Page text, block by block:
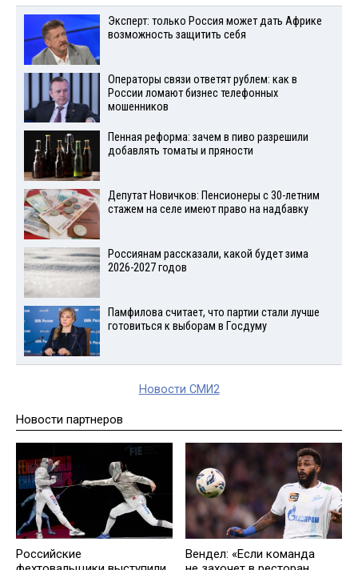
Эксперт: только Россия может дать Африке
возможность защитить себя
Операторы связи ответят рублем: как в
России ломают бизнес телефонных
мошенников
Пенная реформа: зачем в пиво разрешили
добавлять томаты и пряности
Депутат Новичков: Пенсионеры с 30-летним
стажем на селе имеют право на надбавку
Россиянам рассказали, какой будет зима
2026-2027 годов
Памфилова считает, что партии стали лучше
готовиться к выборам в Госдуму
Новости СМИ2
Новости партнеров
Российские
Вендел: «Если команда